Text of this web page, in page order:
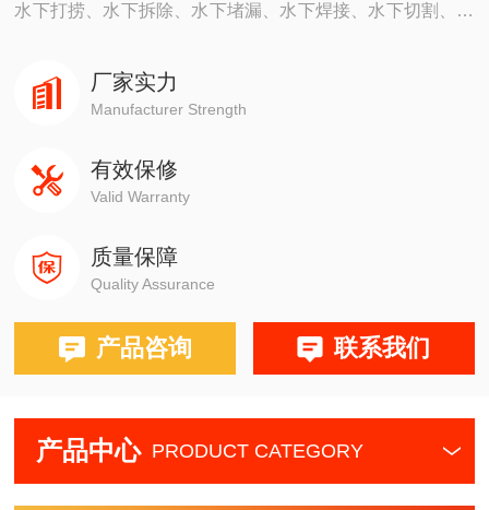
水下打捞、水下拆除、水下堵漏、水下焊接、水下切割、水
封堵、水下钻孔、水下检查、水下爆破。 ...
厂家实力
Manufacturer Strength
有效保修
Valid Warranty
质量保障
Quality Assurance
产品咨询 联系我们
产品中心 PRODUCT CATEGORY